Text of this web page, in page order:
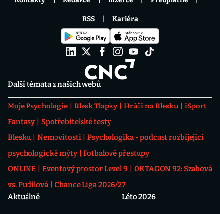
Další témata z našich webů
Moje Psychologie Blesk Tlapky Hráči na Blesku
iSport
Fantasy
Spotřebitelské testy
Blesku
Nemovitosti
Psychologika - podcast rozbíjející
psychologické mýty
Fotbalové přestupy
ONLINE
Eventový prostor Level 9
OKTAGON 92: Szabová
vs. Pudilová
Chance Liga 2026/27
Aktuálně
Léto 2026
RSS Kariéra